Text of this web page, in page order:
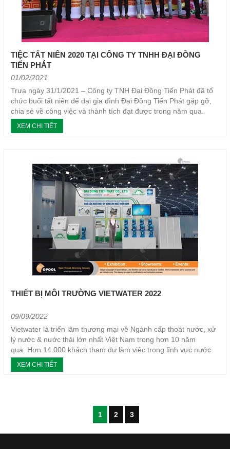
TIỆC TẤT NIÊN 2020 TẠI CÔNG TY TNHH ĐẠI ĐỒNG
TIẾN PHÁT
01/02/2021
Trưa ngày 31/1/2021 – Công ty TNH Đại Đồng Tiến Phát đã tổ
chức buổi tất niên để đại gia đình Đại Đồng Tiến Phát gặp gỡ,
chia sẻ về công việc và thành tích đạt được trong năm qua.
XEM CHI TIẾT
THIẾT BỊ MÔI TRƯỜNG VIETWATER 2022
09/09/2022
Vietwater là triển lãm thương mại về Ngành cấp thoát nước, xử
lý nước & nước thải lớn nhất Việt Nam trong hơn 10 năm
qua. Hơn 14.000 khách tham dự làm việc trong lĩnh vực nước
từ Quản lý điều hành, Giám đốc nhà máy, Giám đốc kỹ thuật...
XEM CHI TIẾT
1 2 3